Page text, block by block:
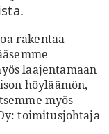
rakentaa
laajentamaan
höyläämön,
myös
toimitusjohtaja